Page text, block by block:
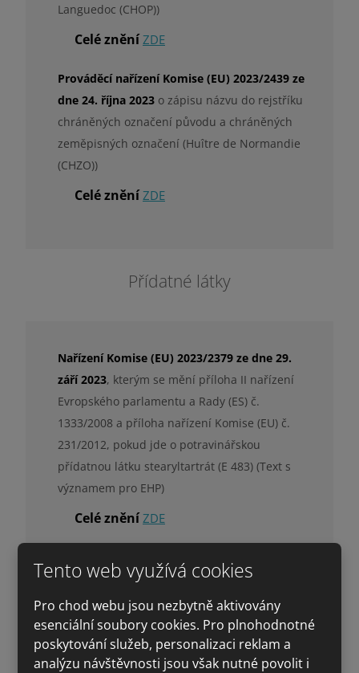
Languedoc (CHOP))
Celé zněníZDE
Prováděcí nařízení Komise (EU) 2023/2439 ze
dne 24. října 2023 o zápisu názvu do rejstříku
chráněných označení původu a chráněných
zeměpisných označení (Huître de Normandie
(CHZO))
Celé zněníZDE
Přídatné látky
Nařízení Komise (EU) 2023/2379 ze dne 29.
září 2023, kterým se mění příloha II nařízení
Evropského parlamentu a Rady (ES) č.
1333/2008 a příloha nařízení Komise (EU) č.
231/2012, pokud jde o potravinářskou
přídatnou látku stearyltartrát (E 483) (Text s
významem pro EHP)
Celé zněníZDE
října 2023 , kterým se mění příloha II nařízení
Evropského parlamentu a Rady (ES) č.
1333/2008 a příloha nařízení Komise (EU) č.
231/2012, pokud jde o potravinářské přídatné
látky dusitany (E 249-250) a dusičnany (E 251-
Tento web využívá cookies
Pro chod webu jsou nezbytně aktivovány
esenciální soubory cookies. Pro plnohodnotné
poskytování služeb, personalizaci reklam a
analýzu návštěvnosti jsou však nutné povolit i